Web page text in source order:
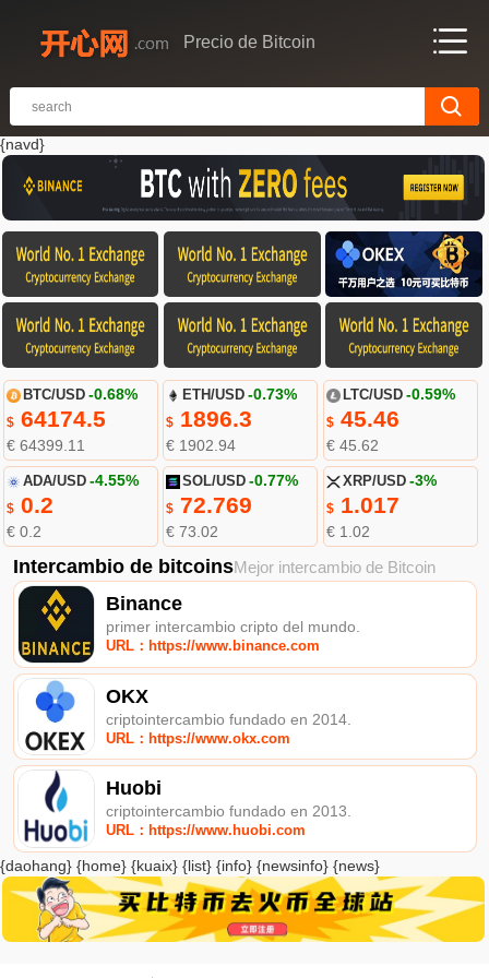
Precio de Bitcoin
{navd}
BTC/USD -0.68%
$64174.5
€ 64399.11
ETH/USD -0.73%
$ 1896.3
€ 1902.94
LTC/USD -0.59%
$45.46
€ 45.62
ADA/USD -4.55%
$0.2
€ 0.2
SOL/USD -0.77%
$ 72.769
€ 73.02
XRP/USD -3%
$1.017
€ 1.02
Intercambio de bitcoinsMejor intercambio de Bitcoin
Binance
primer intercambio cripto del mundo.
URL：https://www.binance.com
OKX
criptointercambio fundado en 2014.
URL：https://www.okx.com
Huobi
criptointercambio fundado en 2013.
URL：https://www.huobi.com
{daohang} {home} {kuaix} {list} {info} {newsinfo} {news}